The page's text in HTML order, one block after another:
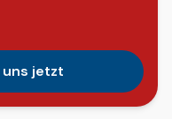
uns jetzt